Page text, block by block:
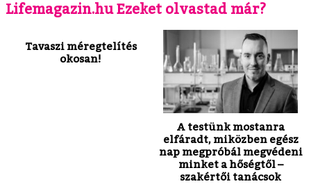
Lifemagazin.hu Ezeket olvastad már?
Tavaszi méregtelítés
okosan!
A testünk mostanra
elfáradt, miközben egész
nap megpróbál megvédeni
minket a hőségtől –
szakértői tanácsok